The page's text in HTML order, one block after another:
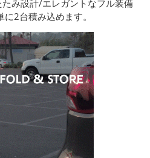
み設計/エレガントなフル装備
2台積み込めます。